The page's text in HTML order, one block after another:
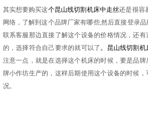
其实想要购买这个昆山线切割机床中走丝还是很容
网络，了解到这个品牌厂家有哪些,然后直接登录
联系客服那边直接了解这个设备的价格情况，还
的，选择符合自己要求的就可以了 。 昆山线切割机
注意一点，就是在选择这个机床的时候，要是品
牌小作坊生产的，这样后期使用这个设备的时候
况。